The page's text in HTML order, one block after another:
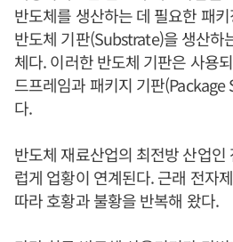
반도체를 생산하는 데 필요한 패
반도체 기판(Substrate)을 생산하
체다. 이러한 반도체 기판은 사용
드프레임과 패키지 기판
다.
반도체 재료산업의 최전방 산업
럽게 업황이 연계된다. 근래 전자
따라 호황과 불황을 반복해 왔다.